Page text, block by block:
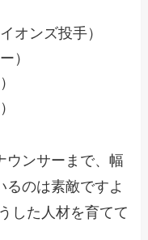
オンズ投手）
）
ウンサーまで、幅
るのは素敵ですよ
した人材を育てて